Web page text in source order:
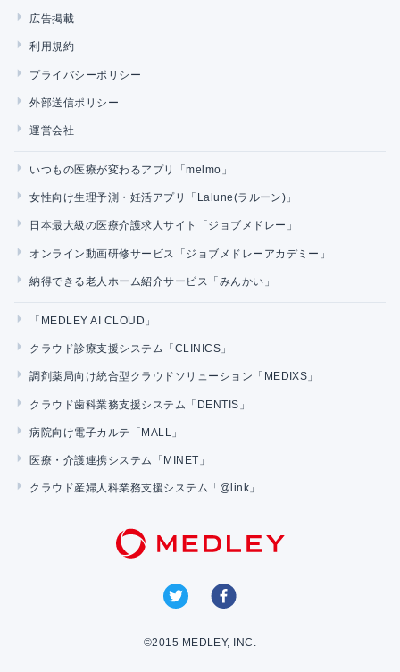
広告掲載
利用規約
プライバシーポリシー
外部送信ポリシー
運営会社
いつもの医療が変わるアプリ「melmo」
女性向け生理予測・妊活アプリ「Lalune(ラルーン)」
日本最大級の医療介護求人サイト「ジョブメドレー」
オンライン動画研修サービス「ジョブメドレーアカデミー」
納得できる老人ホーム紹介サービス「みんかい」
「MEDLEY AI CLOUD」
クラウド診療支援システム「CLINICS」
調剤薬局向け統合型クラウドソリューション「MEDIXS」
クラウド歯科業務支援システム「DENTIS」
病院向け電子カルテ「MALL」
医療・介護連携システム「MINET」
クラウド産婦人科業務支援システム「@link」
©2015 MEDLEY, INC.